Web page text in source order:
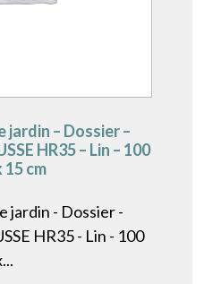
jardin – Dossier –
HR35 – Lin – 100
15 cm
jardin - Dossier -
HR35 - Lin - 100